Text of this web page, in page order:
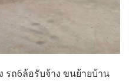
รถ6ล้อรับจ้าง ขนย้ายบ้าน